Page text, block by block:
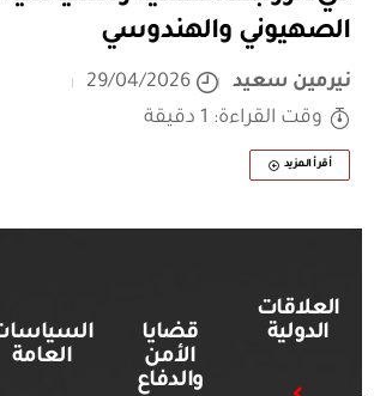
الصهيوني والهندوسي
نيرمين سعيد
29/04/2026
وقت القراءة: 1 دقيقة
أقرأ المزيد
العلاقات
الدولية
قضايا
الأمن
والدفاع
السياسات
العامة